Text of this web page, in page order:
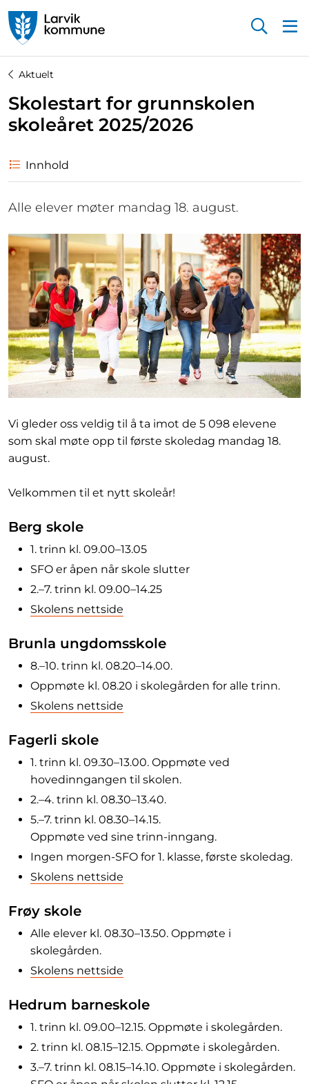
Aktuelt
Skolestart for grunnskolen
skoleåret 2025/2026
Innhold
Alle elever møter mandag 18. august.
Vi gleder oss veldig til å ta imot de 5 098 elevene
som skal møte opp til første skoledag mandag 18.
august.
Velkommen til et nytt skoleår!
Berg skole
1. trinn kl. 09.00–13.05
SFO er åpen når skole slutter
2.–7. trinn kl. 09.00–14.25
Skolens nettside
Brunla ungdomsskole
8.–10. trinn kl. 08.20–14.00.
Oppmøte kl. 08.20 i skolegården for alle trinn.
Skolens nettside
Fagerli skole
1. trinn kl. 09.30–13.00. Oppmøte ved
hovedinngangen til skolen.
2.–4. trinn kl. 08.30–13.40.
5.–7. trinn kl. 08.30–14.15.
Oppmøte ved sine trinn-inngang.
Ingen morgen-SFO for 1. klasse, første skoledag.
Skolens nettside
Frøy skole
Alle elever kl. 08.30–13.50. Oppmøte i
skolegården.
Skolens nettside
Hedrum barneskole
1. trinn kl. 09.00–12.15. Oppmøte i skolegården.
2. trinn kl. 08.15–12.15. Oppmøte i skolegården.
3.–7. trinn kl. 08.15–14.10. Oppmøte i skolegården.